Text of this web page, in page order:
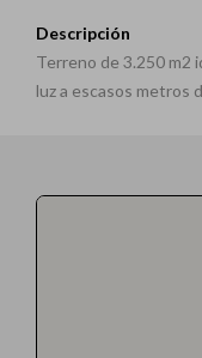
Descripción
Terreno de 3.250 m2
luz a escasos metros